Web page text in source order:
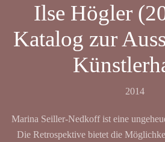
Ilse Högler
Katalog zur
2014
Marina Seiller-Nedkoff ist eine
Die Retrospektive bietet die